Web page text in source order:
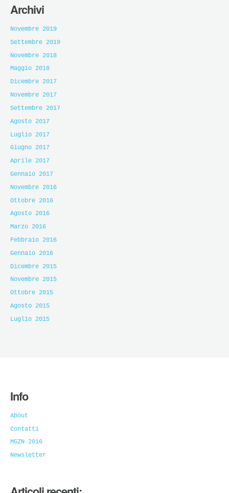
Archivi
Novembre 2019
Settembre 2019
Novembre 2018
Maggio 2018
Dicembre 2017
Novembre 2017
Settembre 2017
Agosto 2017
Luglio 2017
Giugno 2017
Aprile 2017
Gennaio 2017
Novembre 2016
Ottobre 2016
Agosto 2016
Marzo 2016
Febbraio 2016
Gennaio 2016
Dicembre 2015
Novembre 2015
Ottobre 2015
Agosto 2015
Luglio 2015
Info
About
Contatti
MGZN 2016
Newsletter